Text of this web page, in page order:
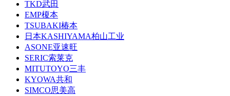
TKD武田
EMP榎本
TSUBAKI椿本
日本KASHIYAMA柏山工业
ASONE亚速旺
SERIC索莱克
MITUTOYO三丰
KYOWA共和
SIMCO思美高